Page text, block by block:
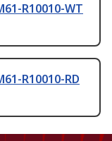
R10010-WT
R10010-RD